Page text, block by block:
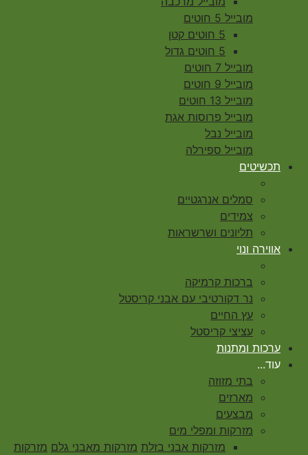
מובייל 5 חוטים
5 חוטים קטן
5 חוטים גדול
מובייל 7 חוטים
מובייל 9 חוטים
מובייל 13 חוטים
מובייל פרוסות אגת
מובייל נבל
מובייל ספירלה
תכשיטים
סמלים אנרגטיים
צמידים
תליונים ושרשראות
אווירה ונוי
ברכות קרמיקה
נר דקורטיבי עם אבני קריסטל
עץ החיים
עציצי קריסטל
ערכות ומתנות
עוד...
בתי מזוזה
מארזים
מבצעים
מזרקות ומפלי מים
מזרקות אבני בזלת מזרקות מאבני גלם מזרקות